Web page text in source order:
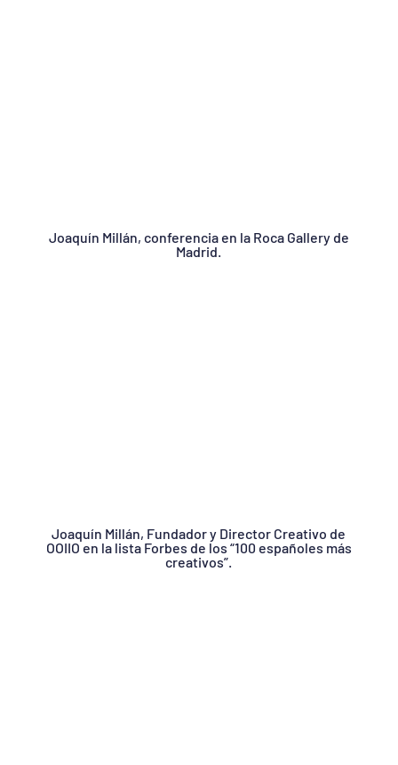
Joaquín Millán, conferencia en la Roca Gallery de
Madrid.
Joaquín Millán, Fundador y Director Creativo de
OOIIO en la lista Forbes de los “100 españoles más
creativos”.